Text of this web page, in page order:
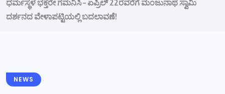
ಧರ್ಮಸ್ಥಳ ಭಕ್ತರೇ ಗಮನಿಸಿ – ಏಪ್ರಿಲ್ 22ರವರೆಗೆ ಮಂಜುನಾಥ ಸ್ವಾಮಿ
ದರ್ಶನದ ವೇಳಾಪಟ್ಟಿಯಲ್ಲಿ ಬದಲಾವಣೆ!
NEWS